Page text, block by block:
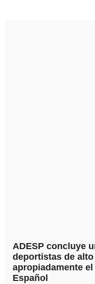
ADESP concluye
deportistas de
apropiadamente
Español